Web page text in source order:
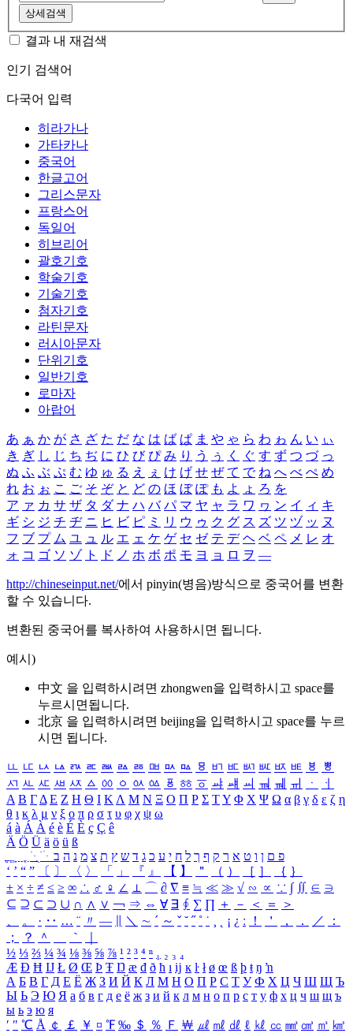
상세검색
결과 내 재검색
인기 검색어
다국어 입력
히라가나
가타카나
중국어
한글고어
그리스문자
프랑스어
독일어
히브리어
괄호기호
학술기호
기술기호
첨자기호
라틴문자
러시아문자
단위기호
일반기호
로마자
아랍어
あ ぁ か が さ ざ た だ な は ば ぱ ま や ゃ ら わ ゎ ん い ぃ
き ぎ し じ ち ぢ に ひ び ぴ み り う ぅ く ぐ す ず つ づ っ
ぬ ふ ぶ ぷ む ゆ ゅ る え ぇ け げ せ ぜ て で ね へ べ ぺ め
れ お ぉ こ ご そ ぞ と ど の ほ ぼ ぽ も よ ょ ろ を
ア ァ カ サ ザ タ ダ ナ ハ バ パ マ ヤ ャ ラ ワ ヮ ン イ ィ キ
ギ シ ジ チ ヂ ニ ヒ ビ ピ ミ リ ウ ゥ ク グ ス ズ ツ ヅ ッ ヌ
フ ブ プ ム ユ ュ ル エ ェ ケ ゲ セ ゼ テ デ ヘ ベ ペ メ レ オ
ォ コ ゴ ソ ゾ ト ド ノ ホ ボ ポ モ ヨ ョ ロ ヲ ―
http://chineseinput.net/에서 pinyin(병음)방식으로 중국어를 변환
할 수 있습니다.
변환된 중국어를 복사하여 사용하시면 됩니다.
예시)
中文 을 입력하시려면 zhongwen을 입력하시고 space를
누르시면됩니다.
北京 을 입력하시려면 beijing을 입력하시고 space를 누르
시면 됩니다.
ㅥ ㅦ ㅧ ㅨ ㅩ ㅪ ㅫ ㅬ ㅭ ㅮ ㅯ ㅰ ㅱ ㅲ ㅳ ㅴ ㅵ ㅶ ㅷ ㅸ
ㅹ
ㅺ ㅻ ㅼ ㅽ ㅾ ㅿ ㆀ ㆁ ㆂ ㆃ ㆄ ㆅ ㆆ ㆇ ㆈ ㆉ ㆊ ㆋ ㆌ ㆍ
ㆎ
Α Β ΓΔ Ε Ζ Η Θ Ι ΚΛ Μ Ν Ξ Ο Π Ρ Σ ΤΥ Φ Χ Ψ Ω α β γ δ ε ζ η
θ ι κ λ μ ν ξ ο π ρ σ τ υ φ χ ψ ω
á à Á À é è É È ç Ç ê
Ä Ö Ü ä ö ü ß
ִֶֹ ֻּ ׁׂ פ ם ן ו ט א ר ק ף ך ל ח י ע כ ג ד ש ץ ת צ מ נ ה ב
‘ ’ “ ” 〔 〕 〈 〉 「 」 『 』 【 】 ＂ （ ） ［ ］ ｛ ｝
± × ÷ ≠ ≤ ≥ ∞ ∴ ♂ ♀ ∠ ⊥ ⌒ ∂ ∇ ≡ ≒ ≪ ≫ √ ∽ ∝ ∵ ∫ ∬ ∈ ∋
⊆ ⊇ ⊂ ⊃ ∪ ∩ ∧ ∨ ￢ ⇒ ⇔ ∀ ∃ ∮ ∑ ∏ ＋ － ＜ ＝
＞
、
。 · ‥ … ¨ 〃 ― ＼ ∼ ´ ～ ˇ ˘ ˝ ˚ ˙ ¸ ¡ ¿ ː ！ ＇ ， ． ／
：
；
？ ＾ ｀
½ ⅓ ⅔ ¼ ¾ ⅛ ⅜ ⅝ ⅞ ¹ ² ³ ⁴ ⁿ ₁ ₂ ₃ ₄
Æ Ð Ħ Ĳ Ł Ø Œ Þ Ŧ Ŋ æ đ ð ħ ı ĳ ĸ ŀ ł ø œ ß þ ŧ ŋ ŉ
А Б В Г Д Е Ё Ж З И Й К Л М Н О П Р С Т У Ф Х Ц Ч Ш Щ Ъ
Ы Ь Э Ю Я а б в г д е ё ж з и й к л м н о п р с т у ф х ц ч ш щ ъ
ы ь э ю я
′ ″ ℃ Å ￠ ￡ ￥ ¤ ℉ ‰ ＄ ％ Ｆ ￦ ㎕ ㎖ ㎗ ℓ ㎘ ㏄ ㎣ ㎤ ㎥ ㎦